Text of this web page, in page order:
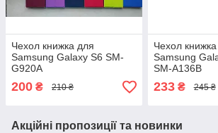
Чехол книжка для
Samsung Galaxy S6 SM-
G920A
200 ₴ 210 ₴
Чехол
Samsung
SM-A136B
233₴ 245 ₴
Акційні пропозиції та новинки